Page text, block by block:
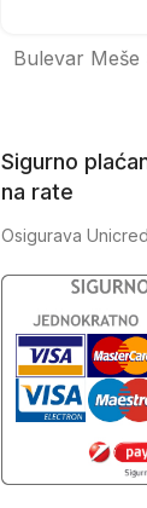
Bulevar Meše
Sigurno
na rate
Osigurava